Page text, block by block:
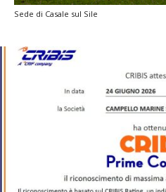
Sede di Casale sul Sile